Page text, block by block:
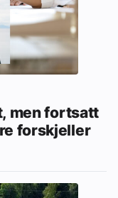
men fortsatt
forskjeller